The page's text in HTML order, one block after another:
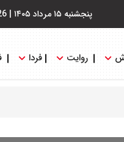
پنجشنبه ۱۵ مرداد ۱۴۰۵ |
روایت فردا